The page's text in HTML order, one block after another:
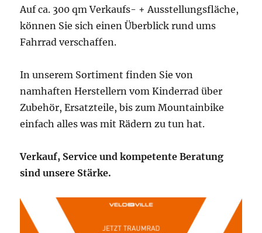
Auf ca. 300 qm Verkaufs- + Ausstellungsfläche,
können Sie sich einen Überblick rund ums
Fahrrad verschaffen.
In unserem Sortiment finden Sie von
namhaften Herstellern vom Kinderrad über
Zubehör, Ersatzteile, bis zum Mountainbike
einfach alles was mit Rädern zu tun hat.
Verkauf, Service und kompetente Beratung
sind unsere Stärke.